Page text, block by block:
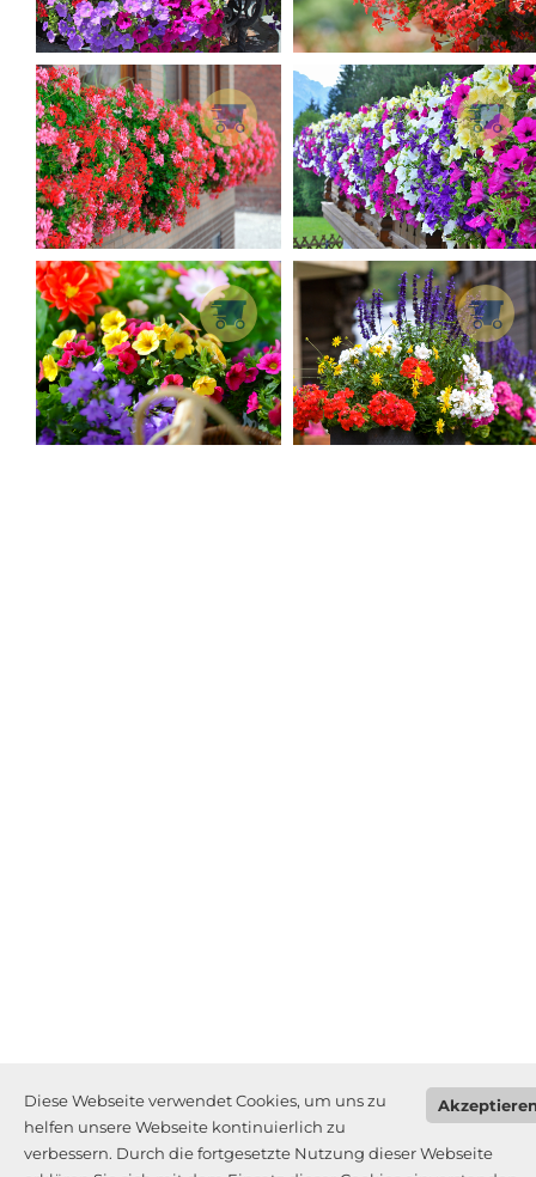
Diese Webseite verwendet Cookies, um uns zu
helfen unsere Webseite kontinuierlich zu
verbessern. Durch die fortgesetzte Nutzung dieser Webseite